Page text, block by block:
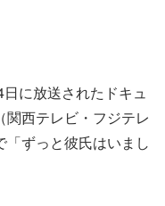
に放送されたドキュ
西テレビ・フジテレ
「ずっと彼氏はいまし